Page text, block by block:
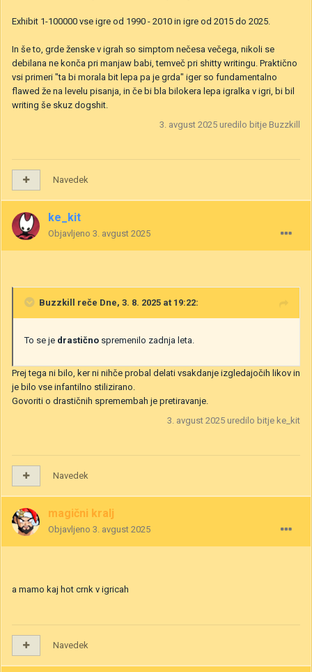
Exhibit 1-100000 vse igre od 1990 - 2010 in igre od 2015 do 2025.
In še to, grde ženske v igrah so simptom nečesa večega, nikoli se
debilana ne konča pri manjaw babi, temveč pri shitty writingu. Praktično
vsi primeri "ta bi morala bit lepa pa je grda" iger so fundamentalno
flawed že na levelu pisanja, in če bi bla bilokera lepa igralka v igri, bi bil
writing še skuz dogshit.
3. avgust 2025 uredilo bitje Buzzkill
Navedek
ke_kit
Objavljeno 3. avgust 2025
Buzzkill reče Dne, 3. 8. 2025 at 19:22:
To se je drastično spremenilo zadnja leta.
Prej tega ni bilo, ker ni nihče probal delati vsakdanje izgledajočih likov in
je bilo vse infantilno stilizirano.
Govoriti o drastičnih spremembah je pretiravanje.
3. avgust 2025 uredilo bitje ke_kit
Navedek
magični kralj
Objavljeno 3. avgust 2025
a mamo kaj hot crnk v igricah
Navedek